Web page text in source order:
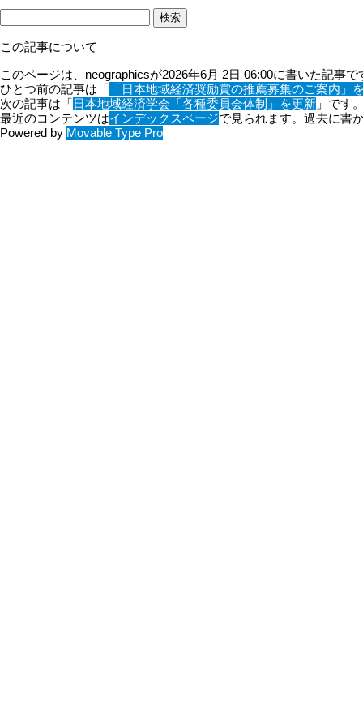
この記事について
このページは、neographicsが2026年6月 2日 06:00に書いた記事で
ひとつ前の記事は「 「日本地域経済奨励賞の推薦募集のご案内」
次の記事は「日本地域経済学会「各種委員会体制」を更新 」です
最近のコンテンツはインデックスページで見られます。過去に書
Powered by Movable Type Pro